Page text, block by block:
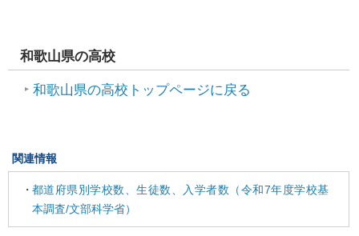
和歌山県の高校
和歌山県の高校トップページに戻る
関連情報
都道府県別学校数、生徒数、入学者数（令和7年度学校基
本調査/文部科学省）